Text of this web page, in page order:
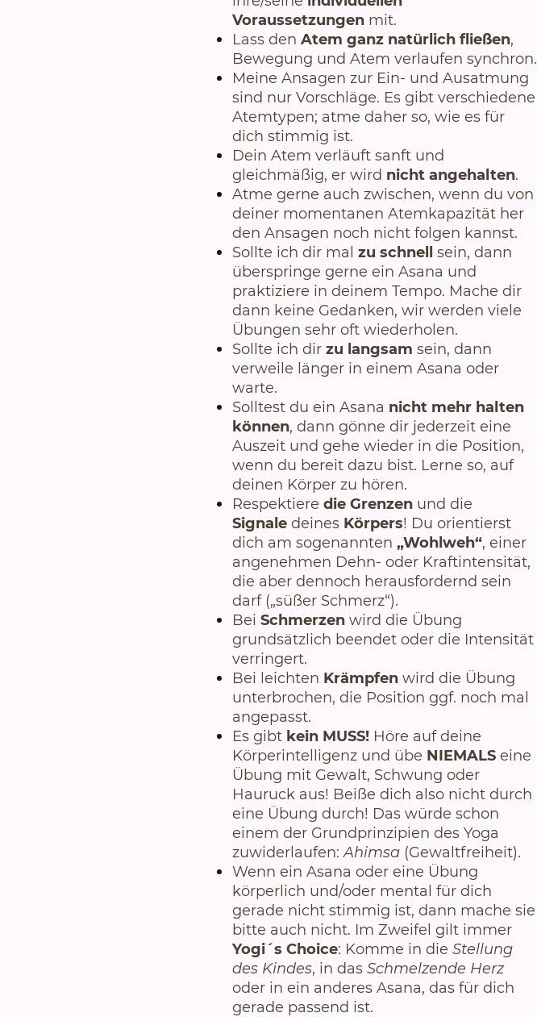
Voraussetzungen mit.
Lass den Atem ganz natürlich fließen,
Bewegung und Atem verlaufen synchron.
Meine Ansagen zur Ein- und Ausatmung
sind nur Vorschläge. Es gibt verschiedene
Atemtypen; atme daher so, wie es für
dich stimmig ist.
Dein Atem verläuft sanft und
gleichmäßig, er wird nicht angehalten.
Atme gerne auch zwischen, wenn du von
deiner momentanen Atemkapazität her
den Ansagen noch nicht folgen kannst.
Sollte ich dir mal zu schnell
sein, dann
überspringe gerne ein Asana und
praktiziere in deinem Tempo. Mache dir
dann keine Gedanken, wir werden viele
Übungen sehr oft wiederholen.
Sollte ich dir zu langsam sein, dann
verweile länger in einem Asana oder
warte.
Solltest du ein Asana nicht mehr halten
können, dann gönne dir jederzeit eine
Auszeit und gehe wieder in die Position,
wenn du bereit dazu bist. Lerne so, auf
deinen Körper zu hören.
Respektiere die Grenzen und die
Signale deines Körpers! Du orientierst
dich am sogenannten „Wohlweh“, einer
angenehmen Dehn- oder Kraftintensität,
die aber dennoch herausfordernd sein
darf („süßer Schmerz“).
Bei Schmerzen wird die Übung
grundsätzlich beendet oder die Intensität
verringert.
Bei leichten Krämpfen wird die Übung
unterbrochen, die Position ggf. noch mal
angepasst.
Es gibt kein MUSS! Höre auf deine
Körperintelligenz und übe NIEMALS eine
Übung mit Gewalt, Schwung oder
Hauruck aus! Beiße dich also nicht durch
eine Übung durch! Das würde schon
einem der Grundprinzipien des Yoga
zuwiderlaufen:Ahimsa (Gewaltfreiheit).
Wenn ein Asana oder eine Übung
körperlich und/oder mental für dich
gerade nicht stimmig ist, dann mache sie
bitte auch nicht. Im Zweifel gilt immer
Yogi´s Choice: Komme in die Stellung
des Kindes, in das Schmelzende Herz
oder in ein anderes Asana, das für dich
gerade passend ist.